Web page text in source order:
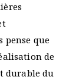
pense que
de
durable du